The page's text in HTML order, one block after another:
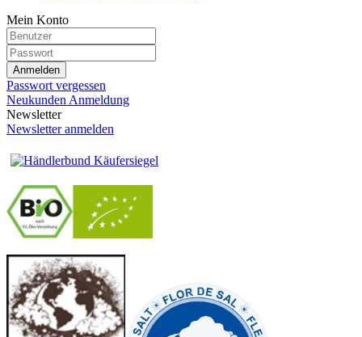
Mein Konto
Anmelden
Passwort vergessen
Neukunden Anmeldung
Newsletter
Newsletter anmelden